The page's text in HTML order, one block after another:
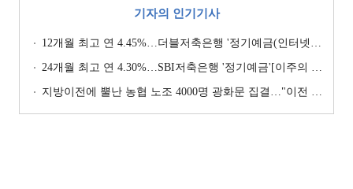
기자의 인기기사
12개월 최고 연 4.45%…더블저축은행 '정기예금(인터넷뱅킹, 스마트뱅킹)' [이주의 저축은행 예금금리-7월 4주]
24개월 최고 연 4.30%…SBI저축은행 '정기예금'[이주의 저축은행 예금금리-8월 1주]
지방이전에 뿔난 농협 노조 4000명 광화문 집결…"이전 강요 시 금융노조 총파업 불사" [막 오른 금융권 하투(夏鬪)]